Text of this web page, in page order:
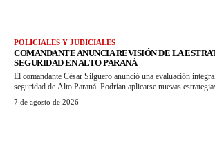
POLICIALES Y JUDICIALES
COMANDANTE ANUNCIA REVISIÓN DE LA
SEGURIDAD EN ALTO PARANÁ
El comandante César Silguero anunció una evaluación
seguridad de Alto Paraná. Podrían aplicarse nuevas
7 de agosto de 2026